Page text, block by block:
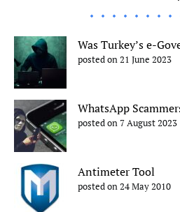
Was Turkey’s e-
posted on 21 June 2023
WhatsApp
posted on 7 August 2023
Antimeter Tool
posted on 24 May 2010